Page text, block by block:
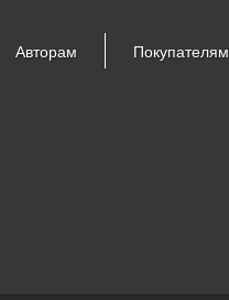
Авторам Покупателям